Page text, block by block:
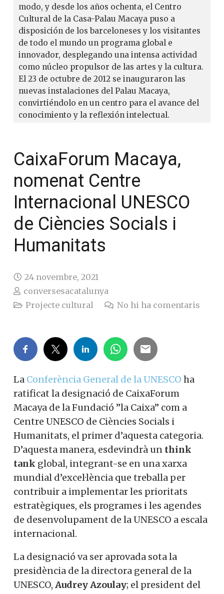
modo, y desde los años ochenta, el Centro
Cultural de la Casa-Palau Macaya puso a
disposición de los barceloneses y los visitantes
de todo el mundo un programa global e
innovador, desplegando una intensa actividad
como núcleo propulsor de las artes y la cultura.
El 23 de octubre de 2012 se inauguraron las
nuevas instalaciones del Palau Macaya,
convirtiéndolo en un centro para el avance del
conocimiento y la reflexión intelectual.
CaixaForum Macaya,
nomenat Centre
Internacional UNESCO
de Ciències Socials i
Humanitats
24 novembre, 2021
conversesacatalunya
Projecte cultural
No hi ha comentaris
La Conferència General de la UNESCO ha
ratificat la designació de CaixaForum
Macaya de la Fundació ”la Caixa” com a
Centre UNESCO de Ciències Socials i
Humanitats, el primer d’aquesta categoria.
D’aquesta manera, esdevindrà un think
tank global, integrant-se en una xarxa
mundial d’excel·lència que treballa per
contribuir a implementar les prioritats
estratègiques, els programes i les agendes
de desenvolupament de la UNESCO a escala
internacional.
La designació va ser aprovada sota la
presidència de la directora general de la
UNESCO, Audrey Azoulay; el president del